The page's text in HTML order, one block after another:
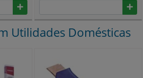
Utilidades Domésticas